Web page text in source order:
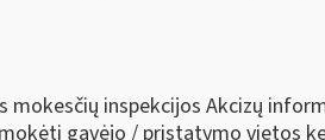
inspekcijos Akcizų
gavėjo / pristatymo vietos